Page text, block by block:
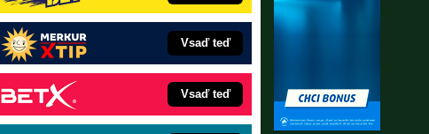
Vsaď teď
Vsaď teď